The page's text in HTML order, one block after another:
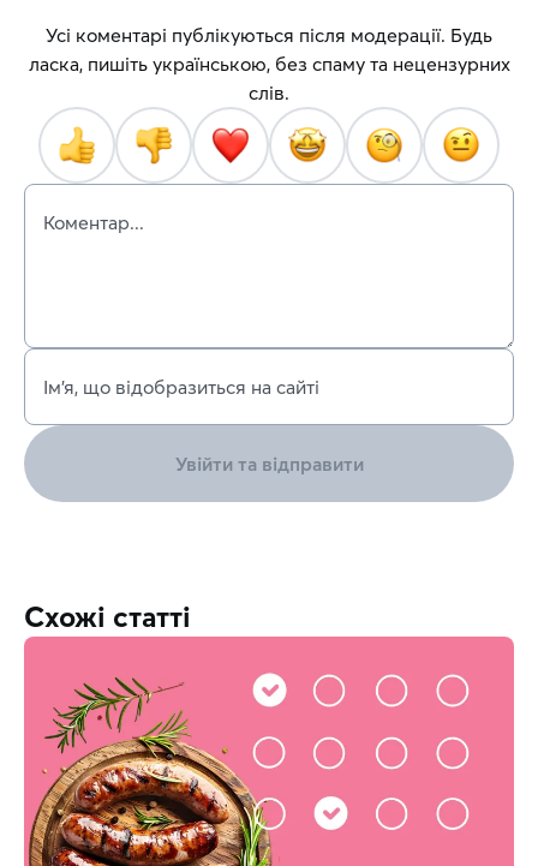
Усі коментарі публікуються після модерації. Будь
ласка, пишіть українською, без спаму та нецензурних
слів.
Коментар...
Ім’я, що відобразиться на сайті
Увійти та відправити
Схожі статті